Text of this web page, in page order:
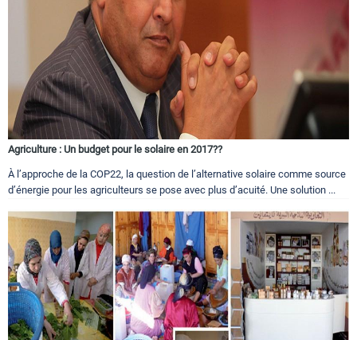
Agriculture : Un budget pour le solaire en 2017??
À l’approche de la COP22, la question de l’alternative solaire comme source
d’énergie pour les agriculteurs se pose avec plus d’acuité. Une solution ...